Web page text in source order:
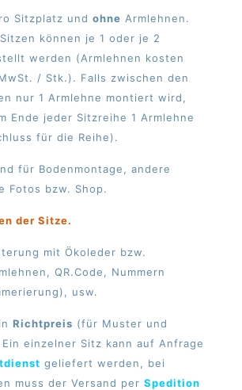
Sitzplatz und ohne Armlehnen.
können je 1 oder je 2
werden (Armlehnen kosten
/ Stk.). Falls zwischen den
nur 1 Armlehne montiert wird,
Ende jeder Sitzreihe 1 Armlehne
für die Reihe).
für Bodenmontage, andere
Fotos bzw. Shop.
der Sitze.
mit Ökoleder bzw.
QR.Code, Nummern
usw.
Richtpreis (für Muster und
einzelner Sitz kann auf Anfrage
geliefert werden, bei
muss der Versand per Spedition